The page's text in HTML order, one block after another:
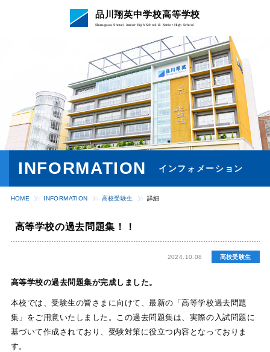
品川翔英中学校高等学校
Shinagawa Shouei Junior High School & Senior High School
INFORMATION インフォメーション
HOME INFORMATION ⾼校受験⽣ 詳細
高等学校の過去問題集！！
2024.10.08 ⾼校受験⽣
高等学校の過去問題集が完成しました。
本校では、受験生の皆さまに向けて、最新の「高等学校過去問題
集」をご用意いたしました。この過去問題集は、実際の入試問題に
基づいて作成されており、受験対策に役立つ内容となっておりま
す。